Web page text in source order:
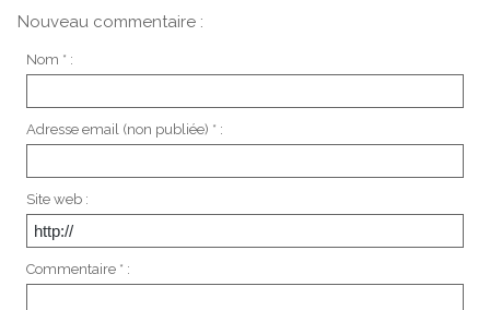
Nouveau commentaire :
Nom * :
Adresse email (non publiée) * :
Site web :
Commentaire * :